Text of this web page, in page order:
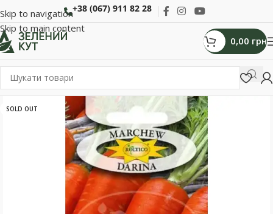
Skip to navigation
Skip to main content
+38 (067) 911 82 28
0,00 грн
SOLD OUT